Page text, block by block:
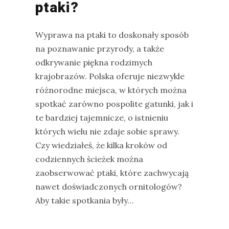
ptaki?
Wyprawa na ptaki to doskonały sposób
na poznawanie przyrody, a także
odkrywanie piękna rodzimych
krajobrazów. Polska oferuje niezwykle
różnorodne miejsca, w których można
spotkać zarówno pospolite gatunki, jak i
te bardziej tajemnicze, o istnieniu
których wielu nie zdaje sobie sprawy.
Czy wiedziałeś, że kilka kroków od
codziennych ścieżek można
zaobserwować ptaki, które zachwycają
nawet doświadczonych ornitologów?
Aby takie spotkania były…
Lankę
raport